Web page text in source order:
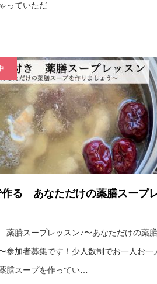
っていただ…
作る あなただけの薬膳スープ
膳スープレッスン♪〜あなただけの薬
参加者募集です！少人数制でお一人お一
膳スープを作ってい…